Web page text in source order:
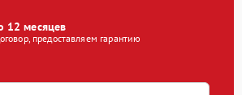
12 месяцев
предоставляем гарантию